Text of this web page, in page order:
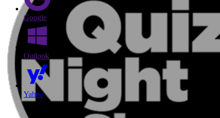
Google
Outlook
Yahoo